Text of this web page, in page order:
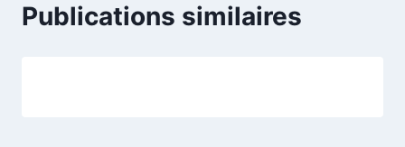
Publications similaires